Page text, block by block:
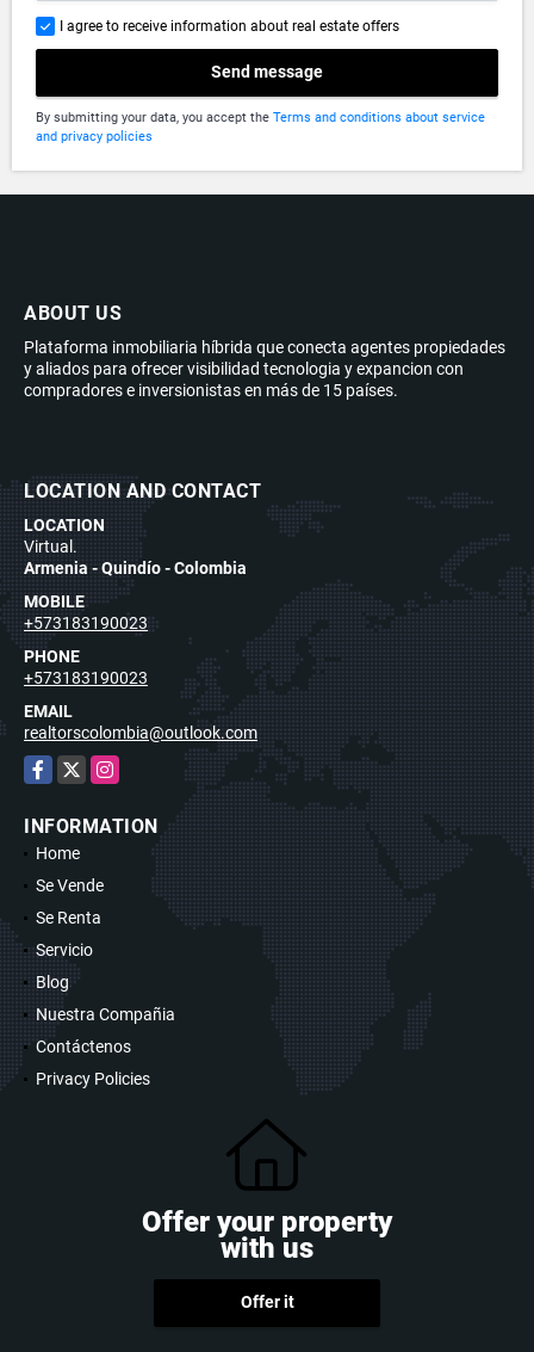
I agree to receive information about real estate offers
Send message
By submitting your data, you accept the Terms and conditions about service
and privacy policies
ABOUT US
Plataforma inmobiliaria híbrida que conecta agentes propiedades
y aliados para ofrecer visibilidad tecnologia y expancion con
compradores e inversionistas en más de 15 países.
LOCATION AND CONTACT
LOCATION
Virtual.
Armenia - Quindío - Colombia
MOBILE
+573183190023
PHONE
+573183190023
EMAIL
realtorscolombia@outlook.com
Facebook
X Instagram
INFORMATION
Home
Se Vende
Se Renta
Servicio
Blog
Nuestra Compañia
Contáctenos
Privacy Policies
Offer your property
with us
Offer it